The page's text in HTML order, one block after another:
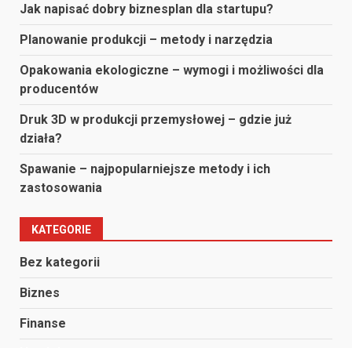
Jak napisać dobry biznesplan dla startupu?
Planowanie produkcji – metody i narzędzia
Opakowania ekologiczne – wymogi i możliwości dla
producentów
Druk 3D w produkcji przemysłowej – gdzie już
działa?
Spawanie – najpopularniejsze metody i ich
zastosowania
KATEGORIE
Bez kategorii
Biznes
Finanse